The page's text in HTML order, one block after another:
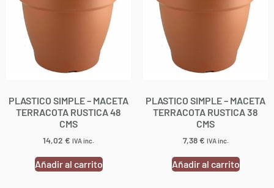
PLASTICO SIMPLE – MACETA
TERRACOTA RUSTICA 48
CMS
14,02 € IVA inc.
Añadir al carrito
PLASTICO SIMPLE – MACETA
TERRACOTA RUSTICA 38
CMS
7,38€ IVA inc.
Añadir al carrito